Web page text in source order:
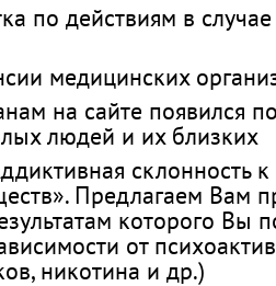
по действиям в
медицинских
на сайте появился
людей и их близких
склонность
Предлагаем Вам
которого Вы
от
никотина и др.)